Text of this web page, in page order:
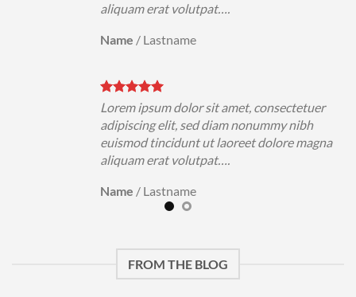
aliquam erat volutpat….
Name / Lastname
Lorem ipsum dolor sit amet, consectetuer
adipiscing elit, sed diam nonummy nibh
euismod tincidunt ut laoreet dolore magna
aliquam erat volutpat….
Name / Lastname
FROM THE BLOG